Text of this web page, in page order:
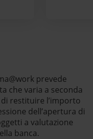
prevede
che varia a seconda
restituire l’importo
dell’apertura di
a valutazione
banca.